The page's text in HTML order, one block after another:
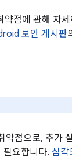
점에 관해 자
보안 게시판
점으로, 추가
필요합니다. 심각